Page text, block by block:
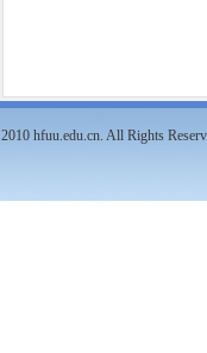
2010 hfuu.edu.cn. All Rights